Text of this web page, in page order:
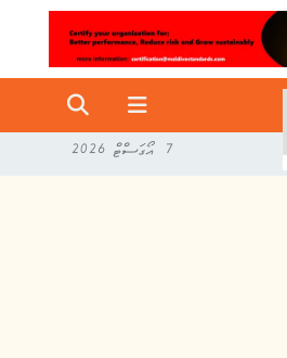
7 އޯގަސްޓް 2026